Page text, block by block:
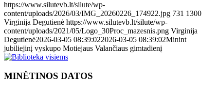
https://www.silutevb.lt/silute/wp-
content/uploads/2026/03/IMG_20260226_174922.jpg 731 1300
Virginija Degutienė https://www.silutevb.lt/silute/wp-
content/uploads/2021/05/Logo_30Proc_mazesnis.png Virginija
Degutienė2026-03-05 08:39:022026-03-05 08:39:02Minint
jubiliejinį vyskupo Motiejaus Valančiaus gimtadienį
MINĖTINOS DATOS